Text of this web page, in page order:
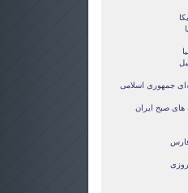
جمهوری اسلامی
های صبح ایران